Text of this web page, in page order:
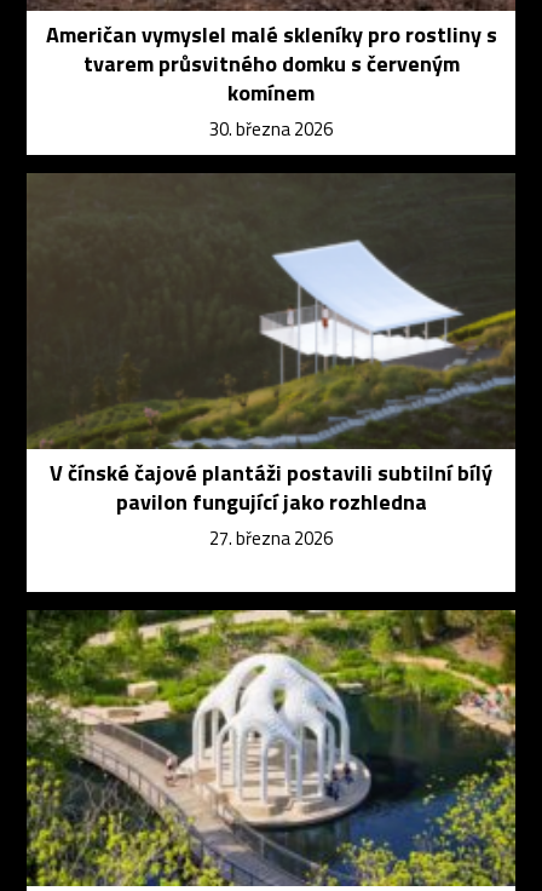
Američan vymyslel malé skleníky pro rostliny s
tvarem průsvitného domku s červeným
komínem
30. března 2026
V čínské čajové plantáži postavili subtilní bílý
pavilon fungující jako rozhledna
27. března 2026